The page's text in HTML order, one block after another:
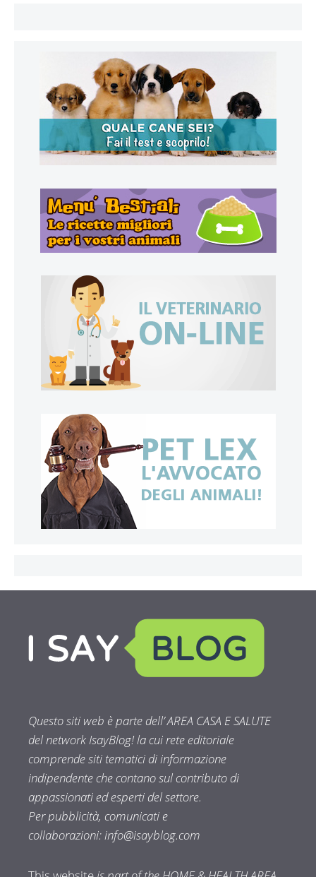
Questo siti web è parte dell’ AREA CASA E SALUTE
del network IsayBlog! la cui rete editoriale
comprende siti tematici di informazione
indipendente che contano sul contributo di
appassionati ed esperti del settore.
Per pubblicità, comunicati e
collaborazioni:info@isayblog.com